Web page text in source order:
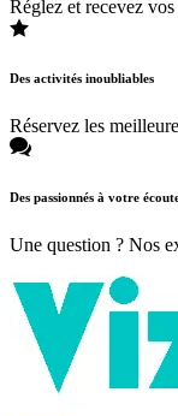
Réglez et recevez
Des activités inoubliables
Réservez les
Des passionnés à votre
Une question ? Nos